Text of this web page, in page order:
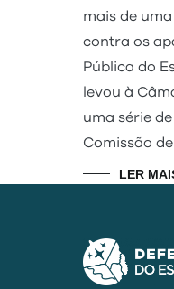
mais de
contra os
Pública do
levou à
uma série
Comissão
LER